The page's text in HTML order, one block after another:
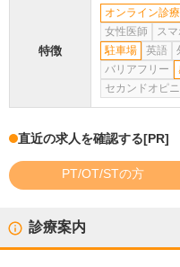
特徴
オンライン診療
女性医師
ス
駐車場
英語
バリアフリー
セカンドオピ
直近の求人を確認する[PR]
PT/OT/STの方
診療案内